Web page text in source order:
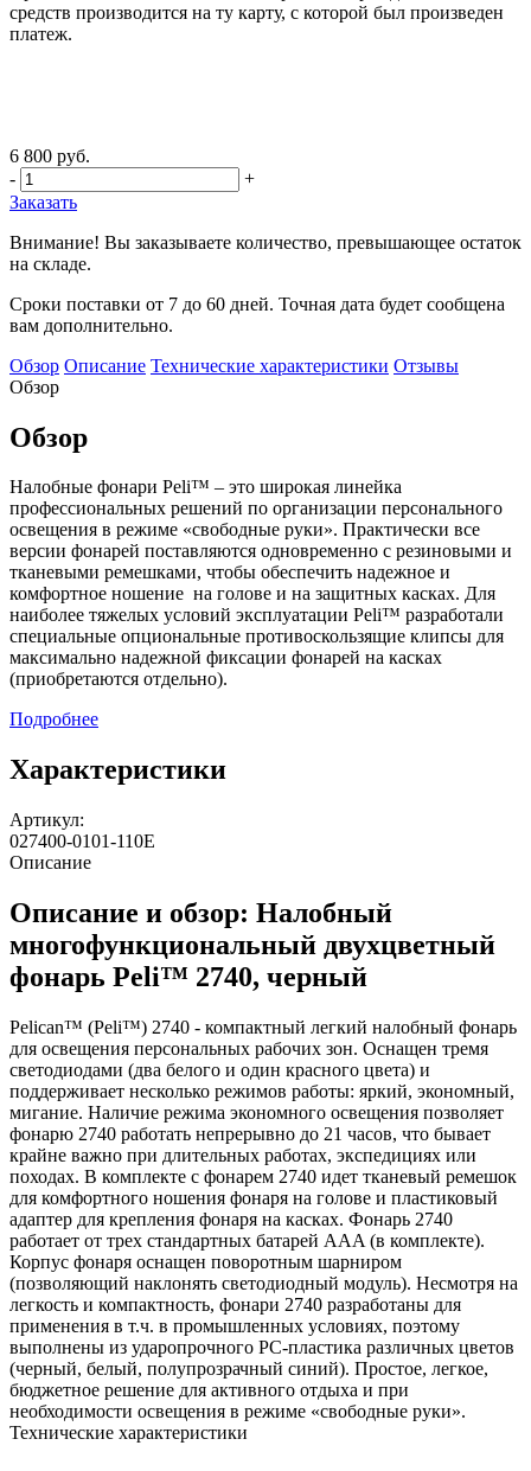
средств производится на ту карту, с которой был произведен
платеж.
6 800 руб.
-
+
Заказать
Внимание! Вы заказываете количество, превышающее остаток
на складе.
Сроки поставки от 7 до 60 дней. Точная дата будет сообщена
вам дополнительно.
Обзор Описание Технические характеристики Отзывы
Обзор
Обзор
Налобные фонари Peli™ – это широкая линейка
профессиональных решений по организации персонального
освещения в режиме «свободные руки». Практически все
версии фонарей поставляются одновременно с резиновыми и
тканевыми ремешками, чтобы обеспечить надежное и
комфортное ношение на голове и на защитных касках. Для
наиболее тяжелых условий эксплуатации Peli™ разработали
специальные опциональные противоскользящие клипсы для
максимально надежной фиксации фонарей на касках
(приобретаются отдельно).
Подробнее
Характеристики
Артикул:
027400-0101-110E
Описание
Описание и обзор: Налобный
многофункциональный двухцветный
фонарь Peli™ 2740, черный
Pelican™ (Peli™) 2740 - компактный легкий налобный фонарь
для освещения персональных рабочих зон. Оснащен тремя
светодиодами (два белого и один красного цвета) и
поддерживает несколько режимов работы: яркий, экономный,
мигание. Наличие режима экономного освещения позволяет
фонарю 2740 работать непрерывно до 21 часов, что бывает
крайне важно при длительных работах, экспедициях или
походах. В комплекте с фонарем 2740 идет тканевый ремешок
для комфортного ношения фонаря на голове и пластиковый
адаптер для крепления фонаря на касках. Фонарь 2740
работает от трех стандартных батарей AAA (в комплекте).
Корпус фонаря оснащен поворотным шарниром
(позволяющий наклонять светодиодный модуль). Несмотря на
легкость и компактность, фонари 2740 разработаны для
применения в т.ч. в промышленных условиях, поэтому
выполнены из ударопрочного PC-пластика различных цветов
(черный, белый, полупрозрачный синий). Простое, легкое,
бюджетное решение для активного отдыха и при
необходимости освещения в режиме «свободные руки».
Технические характеристики